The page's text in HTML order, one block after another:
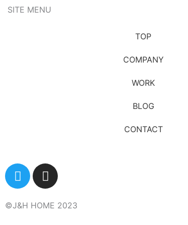
SITE MENU
TOP
COMPANY
WORK
BLOG
CONTACT
T
w
t
I
n
t
©︎J&H HOME 2023